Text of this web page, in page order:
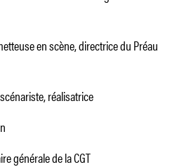
en scène, directrice du Préau
réalisatrice
générale de la CGT